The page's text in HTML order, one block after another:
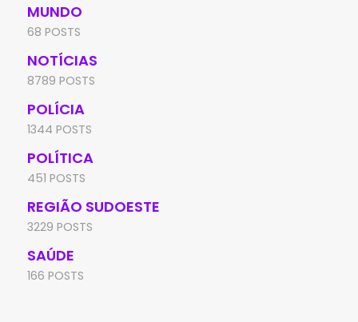
MUNDO
68 POSTS
NOTÍCIAS
8789 POSTS
POLÍCIA
1344 POSTS
POLÍTICA
451 POSTS
REGIÃO SUDOESTE
3229 POSTS
SAÚDE
166 POSTS